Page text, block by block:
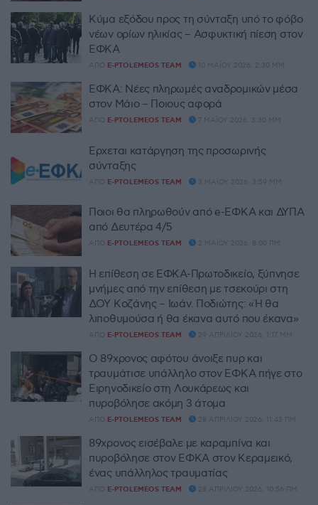
Κύμα εξόδου προς τη σύνταξη υπό το φόβο
νέων ορίων ηλικίας – Ασφυκτική πίεση στον
ΕΦΚΑ
ΑΠΌ E-PTOLEMEOS TEAM 10 ΜΑΪ́ΟΥ 2026, 2:30 ΜΜ
ΕΦΚΑ: Νέες πληρωμές αναδρομικών μέσα
στον Μάιο – Ποιους αφορά
ΑΠΌ E-PTOLEMEOS TEAM 7 ΜΑΪ́ΟΥ 2026, 3:30 ΜΜ
Έρχεται κατάργηση της προσωρινής
σύνταξης
ΑΠΌ E-PTOLEMEOS TEAM 3 ΜΑΪ́ΟΥ 2026, 3:59 ΜΜ
Ποιοι θα πληρωθούν από e-ΕΦΚΑ και ΔΥΠΑ
από Δευτέρα 4/5
ΑΠΌ E-PTOLEMEOS TEAM 2 ΜΑΪ́ΟΥ 2026, 8:00 ΠΜ
Η επίθεση σε ΕΦΚΑ-Πρωτοδικείο, ξύπνησε
μνήμες από την επίθεση με τσεκούρι στη
ΔΟΥ Κοζάνης – Ιωάν. Ποδιώτης: «Ή θα
λιποθυμούσα ή θα έκανα αυτό που έκανα»
ΑΠΌ E-PTOLEMEOS TEAM 29 ΑΠΡΙΛΊΟΥ 2026, 1:17 ΜΜ
Ο 89χρονος αφότου άνοιξε πυρ και
τραυμάτισε υπάλληλο στον ΕΦΚΑ πήγε στο
Ειρηνοδικείο στη Λουκάρεως και
πυροβόλησε ακόμη 3 άτομα
ΑΠΌ E-PTOLEMEOS TEAM 28 ΑΠΡΙΛΊΟΥ 2026, 11:43 ΠΜ
89χρονος εισέβαλε με καραμπίνα και
πυροβόλησε στον ΕΦΚΑ στον Κεραμεικό,
ένας υπάλληλος τραυματίας
ΑΠΌ E-PTOLEMEOS TEAM 28 ΑΠΡΙΛΊΟΥ 2026, 10:56 ΠΜ